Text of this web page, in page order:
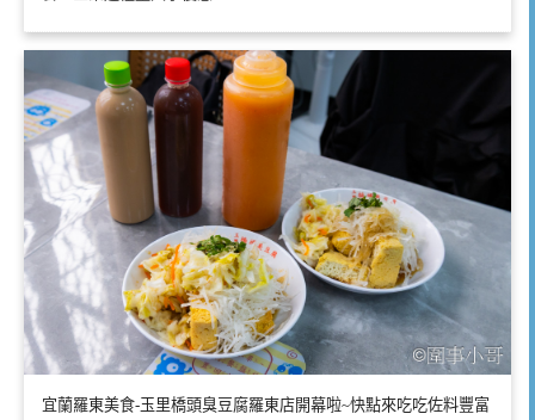
宜蘭羅東美食-玉里橋頭臭豆腐羅東店開幕啦~快點來吃吃佐料豐富